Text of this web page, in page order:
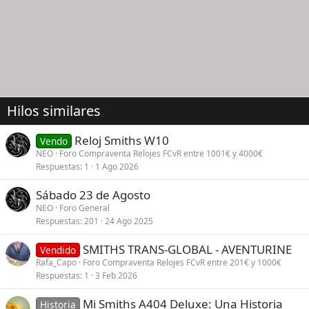
Hilos similares
Vendo Reloj Smiths W10
NEO Foro Compraventa Relojes FCvR entre 1001€ y 4000€
Respuestas 1 1 Ago 2026
Sábado 23 de Agosto
NEO Foro General
Respuestas 201 24 Ago 2025
Vendido SMITHS TRANS-GLOBAL - AVENTURINE
Rafa_Capo Foro Compraventa Relojes FCvR entre 201€ y 1000€
Respuestas 1 3 Feb 2026
Historia Mi Smiths A404 Deluxe: Una Historia